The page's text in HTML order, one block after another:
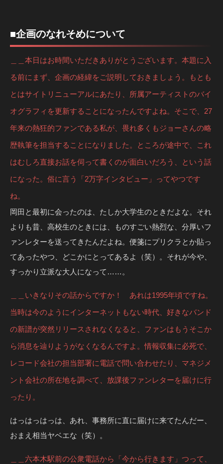
■企画のなれそめについて
＿＿本日はお時間いただきありがとうございます。本題に入
る前にまず、企画の経緯をご説明しておきましょう。もとも
とはサイトリニューアルにあたり、所属アーティストのバイ
オグラフィを更新することになったんですよね。そこで、27
年来の熱狂的ファンである私が、畏れ多くもジョーさんの略
歴執筆を担当することになりました。ところが途中で、これ
はむしろ直接お話を伺って書くのが面白いだろう、という話
になった。俗に言う「2万字インタビュー」ってやつです
ね。
岡田と最初に会ったのは、たしか大学生のときだよな。それ
よりも昔、高校生のときには、ものすごい熱烈な、分厚いフ
ァンレターを送ってきたんだよね。便箋にプリクラとか貼っ
てあったやつ、どこかにとってあるよ（笑）。それが今や、
すっかり立派な大人になって……。
＿＿いきなりその話からですか！ あれは1995年頃ですね。
当時は今のようにインターネットもない時代、好きなバンド
の新譜が突然リリースされなくなると、ファンはもうそこか
ら消息を辿りようがなくなるんですよ。情報収集に必死で、
レコード会社の担当部署に電話で問い合わせたり、マネジメ
ント会社の所在地を調べて、放課後ファンレターを届けに行
ったり。
はっはっはっは、あれ、事務所に直に届けに来てたんだー、
おまえ相当ヤベエな（笑）。
＿＿六本木駅前の公衆電話から「今から行きます」つって、